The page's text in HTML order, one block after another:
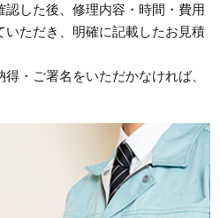
認した後、修理内容・時間・費用
いただき、明確に記載したお見積
・ご署名をいただかなければ、